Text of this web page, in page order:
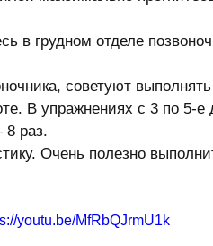
в грудном отделе
советуют
В упражнениях с 3 по 5-е
8 раз.
Очень полезно
youtu.be/MfRbQJrmU1k